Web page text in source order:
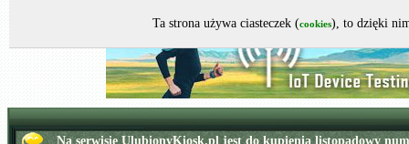
Ta strona używa ciasteczek (cookies), to dzięki